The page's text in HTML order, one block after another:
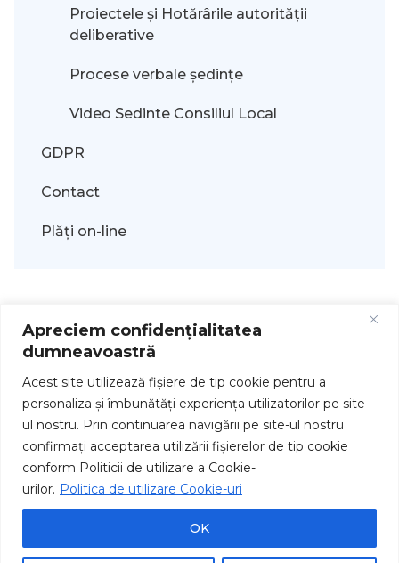
Apreciem confidențialitatea
dumneavoastră
Acest site utilizează fişiere de tip cookie pentru a
personaliza și îmbunătăți experiența utilizatorilor pe site-
ul nostru. Prin continuarea navigării pe site-ul nostru
confirmați acceptarea utilizării fişierelor de tip cookie
conform Politicii de utilizare a Cookie-
urilor. Politica de utilizare Cookie-uri
OK
Proiectele și Hotărârile autorității
deliberative
Procese verbale ședințe
Video Sedinte Consiliul Local
GDPR
Contact
Plăți on-line
Drepturi de autor © 2026